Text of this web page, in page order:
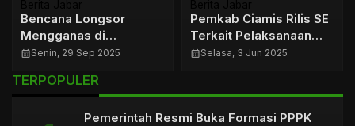
Bencana Longsor
Mengganas di
Cigalongtang, Jalan
Desa Terputus
calendar_monthSenin, 29 Sep 2025
Pemkab Ciamis Rilis SE
Terkait Pelaksanaan
Idul Adha 1446 H
calendar_monthSelasa, 3 Jun 2025
TERPOPULER
Pemerintah Resmi Buka Formasi PPPK